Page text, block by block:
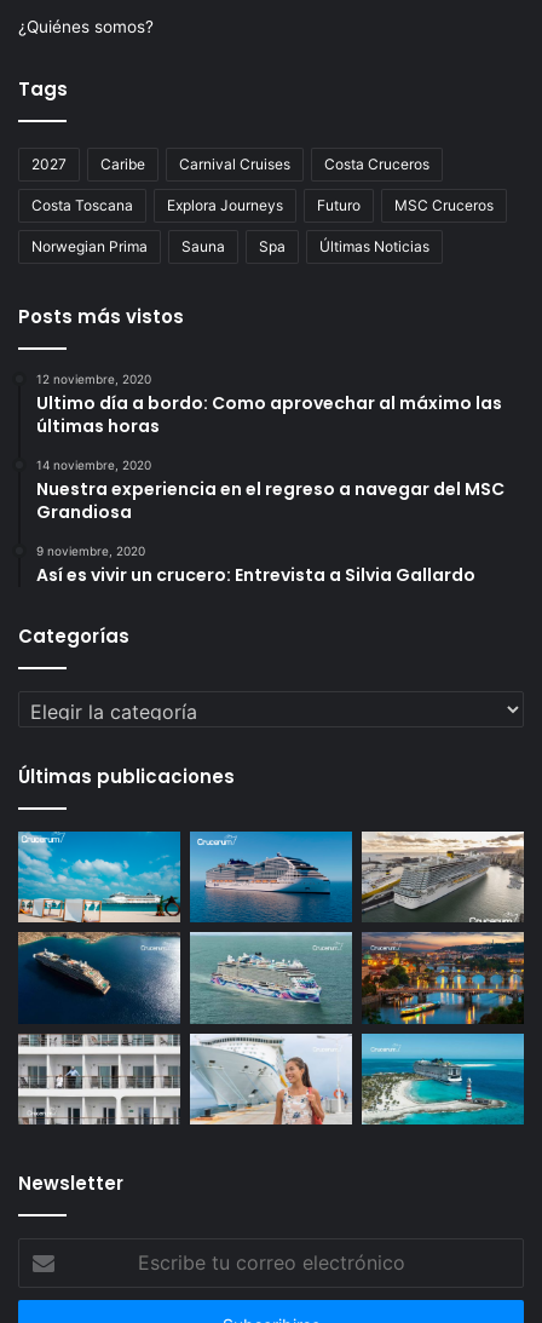
¿Quiénes somos?
Tags
2027 Caribe Carnival Cruises Costa Cruceros
Costa Toscana Explora Journeys Futuro MSC Cruceros
Norwegian Prima Sauna Spa Últimas Noticias
Posts más vistos
12 noviembre, 2020
Ultimo día a bordo: Como aprovechar al máximo las
últimas horas
14 noviembre, 2020
Nuestra experiencia en el regreso a navegar del MSC
Grandiosa
9 noviembre, 2020
Así es vivir un crucero: Entrevista a Silvia Gallardo
Categorías
Categorías
Últimas publicaciones
Newsletter
correo